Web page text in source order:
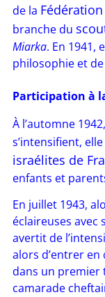
de la
branche du
Miarka. En 1941,
philosophie et
Participation à
À l’automne
s’intensifient,
israélites de
enfants et
En juillet 1943,
éclaireuses avec
avertit de
alors d’entrer en
dans un premier
camarade